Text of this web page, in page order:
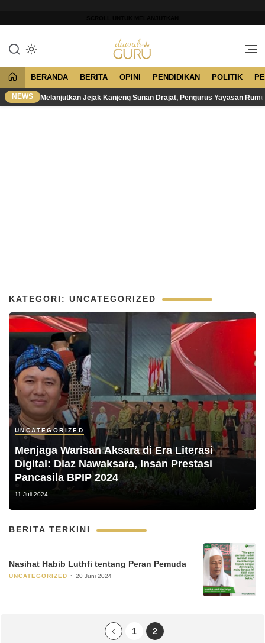
konten
Dawuh Guru
Merawat Tradisi, Membangun
BERANDA BERITA OPINI PENDIDIKAN POLITIK
NEWS Melanjutkan Jejak Kanjeng Sunan Drajat, Pengurus Yayasan
KATEGORI: UNCATEGORIZED
UNCATEGORIZED
Menjaga Warisan Aksara di Era Literasi
Digital: Diaz Nawaksara, Insan Prestasi
Pancasila BPIP 2024
11 Juli 2024
BERITA TERKINI
Nasihat Habib Luthfi tentang Peran Pemuda
UNCATEGORIZED 20 Juni 2024
1 2